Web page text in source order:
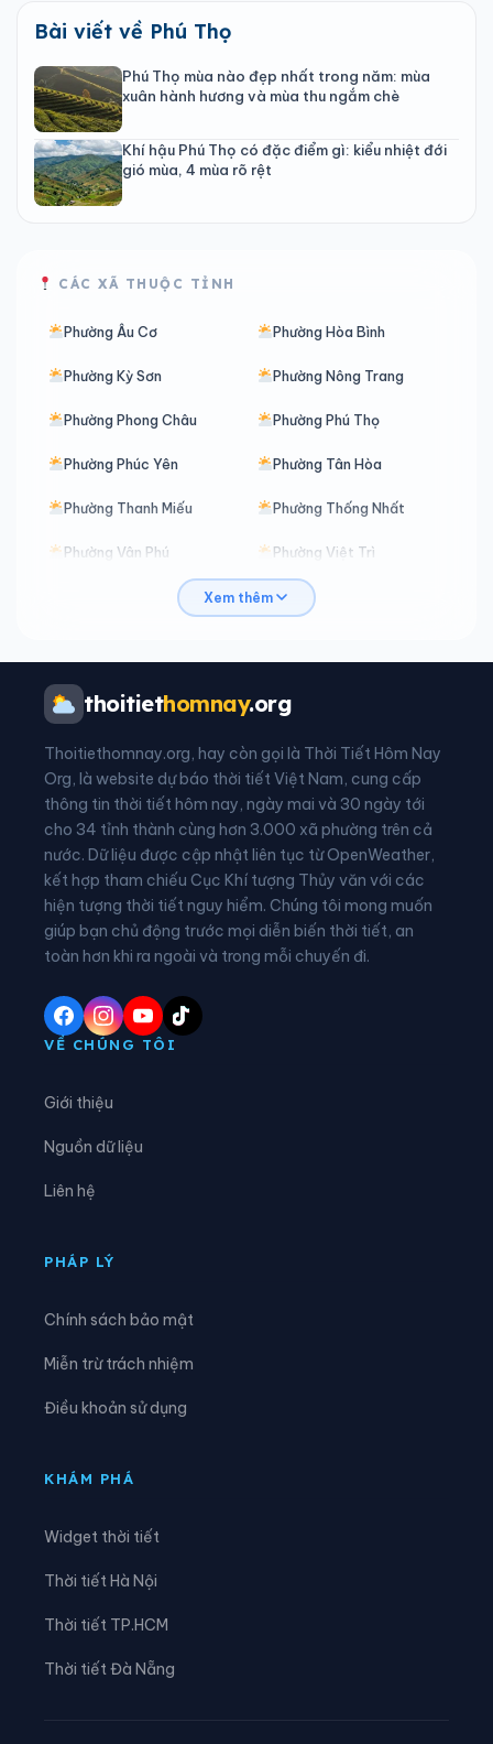
Bài viết về Phú Thọ
Phú Thọ mùa nào đẹp nhất trong năm: mùa
xuân hành hương và mùa thu ngắm chè
Khí hậu Phú Thọ có đặc điểm gì: kiểu nhiệt đới
gió mùa, 4 mùa rõ rệt
CÁC XÃ THUỘC TỈNH
Phường Âu Cơ Phường Hòa Bình
Phường Kỳ Sơn Phường Nông Trang
Phường Phong Châu Phường Phú Thọ
Phường Phúc Yên Phường Tân Hòa
Phường Thanh Miếu Phường Thống Nhất
Phường Vân Phú Phường Việt Trì
Phường Vĩnh Phúc Phường Vĩnh Yên
Xã An Nghĩa
Xã Bằng Luân
Xã Bình Nguyên Xã Bình Phú
Xã Bình Tuyền Xã Bình Xuyên
Xã Cẩm Khê Xã Cao Dương
Xã Cao Phong Xã Cao Sơn
Xã Chân Mộng Xã Chí Đám
Xã Chí Tiên
Xã Đà Bắc
Xã Đức Nhàn
Xã Hùng Việt
Xem thêm
thoitiethomnay.org
Thoitiethomnay.org, hay còn gọi là Thời Tiết Hôm Nay
Org, là website dự báo thời tiết Việt Nam, cung cấp
thông tin thời tiết hôm nay, ngày mai và 30 ngày tới
cho 34 tỉnh thành cùng hơn 3.000 xã phường trên cả
nước. Dữ liệu được cập nhật liên tục từ OpenWeather,
kết hợp tham chiếu Cục Khí tượng Thủy văn với các
hiện tượng thời tiết nguy hiểm. Chúng tôi mong muốn
giúp bạn chủ động trước mọi diễn biến thời tiết, an
toàn hơn khi ra ngoài và trong mỗi chuyến đi.
VỀ CHÚNG TÔI
Giới thiệu
Nguồn dữ liệu
Liên hệ
PHÁP LÝ
Chính sách bảo mật
Miễn trừ trách nhiệm
Điều khoản sử dụng
KHÁM PHÁ
Widget thời tiết
Thời tiết Hà Nội
Thời tiết TP.HCM
Thời tiết Đà Nẵng